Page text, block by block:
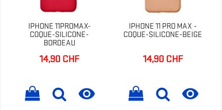
IPHONE 11PROMAX-
COQUE-SILICONE-
BORDEAU
Prix
14,90 CHF

IPHONE 11 PRO MAX -
COQUE-SILICONE-BEIGE
Prix
14,90 CHF
